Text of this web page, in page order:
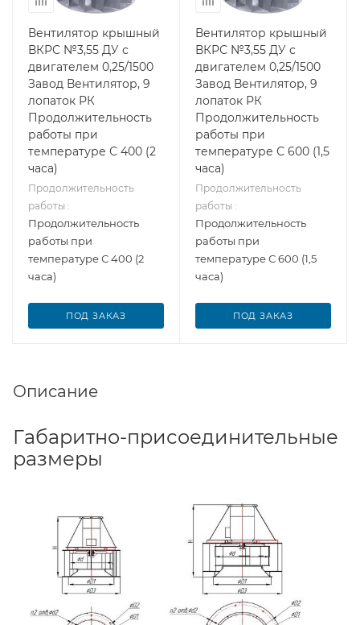
Вентилятор крышный
ВКРС №3,55 ДУ с
двигателем 0,25/1500
Завод Вентилятор, 9
лопаток РК
Продолжительность
работы при
температуре С 400 (2
часа)
Продолжительность
работы :
Продолжительность
работы при
температуре С 400 (2
часа)
ПОД ЗАКАЗ
Вентилятор крышный
ВКРС №3,55 ДУ с
двигателем 0,25/1500
Завод Вентилятор, 9
лопаток РК
Продолжительность
работы при
температуре С 600 (1,5
часа)
Продолжительность
работы :
Продолжительность
работы при
температуре С 600 (1,5
часа)
ПОД ЗАКАЗ
Описание
Габаритно-присоединительные
размеры